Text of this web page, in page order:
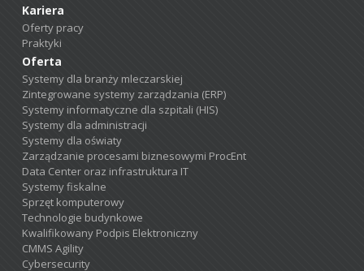
Kariera
Oferty pracy
Praktyki
Oferta
Systemy dla branży mleczarskiej
Zintegrowane systemy zarządzania (ERP)
Systemy informatyczne dla szpitali (HIS)
Systemy dla administracji
Systemy dla oświaty
Zarządzanie procesami biznesowymi ProcEnt
Data Center oraz infrastruktura IT
Systemy fiskalne
Sprzęt komputerowy
Technologie budynkowe
Kwalifikowany Podpis Elektroniczny
CMMS Agility
Cybersecurity